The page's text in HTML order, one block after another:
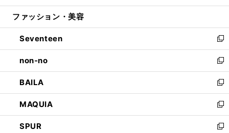
開
ウ
開
く
ン
ウ
で
開
く
ウ
ン
ド
ウ
で
開
く
ファッション・美容
Seventeen
新
し
い
ウ
ィ
ン
ド
ウ
で
non-no
新
し
い
ウ
ィ
ン
ド
BAILA
新
し
い
ウ
ィ
MAQUIA
新
し
い
SPUR
新